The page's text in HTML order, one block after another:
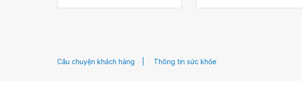
này.
Câu chuyện khách hàng Thông tin sức khỏe